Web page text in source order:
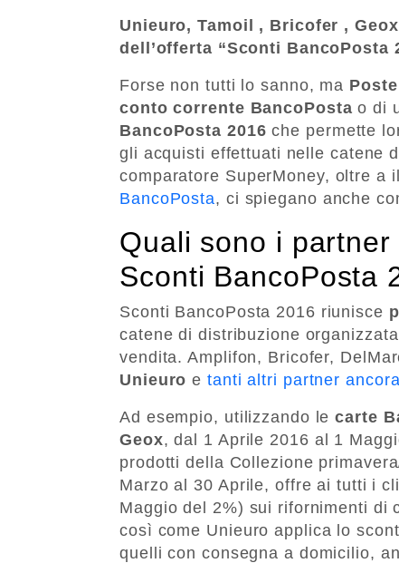
Unieuro, Tamoil , Bricofer ,
dell’offerta “Sconti BancoPosta
Forse non tutti lo sanno, ma
conto corrente BancoPosta o di
BancoPosta 2016 che permette
gli acquisti effettuati nelle catene
comparatore SuperMoney, oltre a
BancoPosta, ci spiegano anche
Quali sono i
Sconti BancoPosta
Sconti BancoPosta 2016 riunisce
catene di distribuzione
vendita. Amplifon, Bricofer,
Unieuro etanti altri partner ancora
Ad esempio, utilizzando lecarte
Geox, dal 1 Aprile 2016 al 1
prodotti della Collezione
Marzo al 30 Aprile, offre ai tutti i
Maggio del 2%) sui rifornimenti di
così come Unieuro applica lo
quelli con consegna a domicilio,